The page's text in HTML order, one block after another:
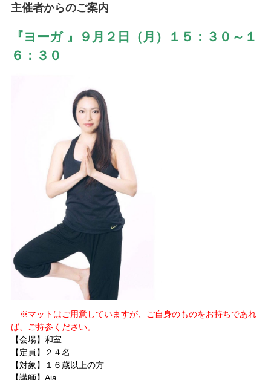
主催者からのご案内
『ヨーガ 』９月２ 日（月）１５：３０～１
６：３０
※マットはご用意していますが、ご自身のものをお持ちであれ
ば、ご持参ください。
【会場】和室
【定員】２４名
【対象】１６歳以上の方
【講師】Aja